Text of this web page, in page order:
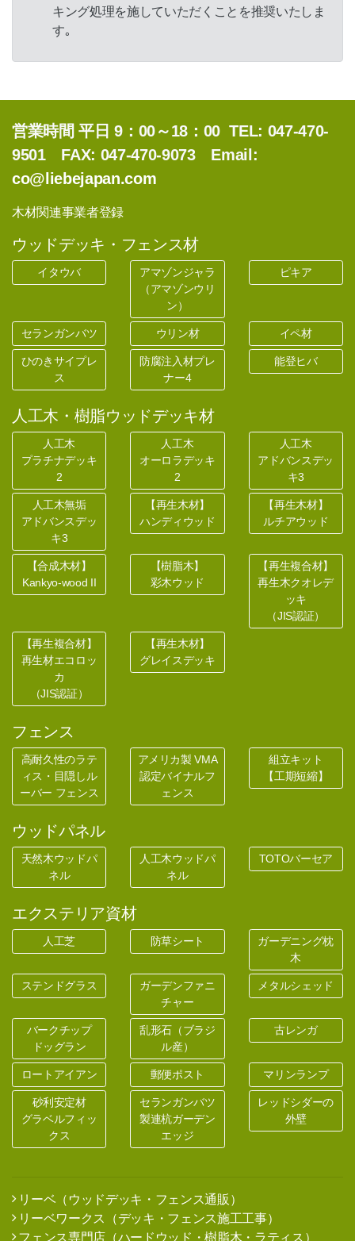
キング処理を施していただくことを推奨いたしま
す｡
営業時間 平日 9：00～18：00 TEL: 047-470-
9501 FAX: 047-470-9073 Email:
co@liebejapan.com
木材関連事業者登録
ウッドデッキ・フェンス材
イタウバ
アマゾンジャラ
（アマゾンウリ
ン）
ピキア
セランガンバツ ウリン材 イペ材
ひのきサイプレ
ス
防腐注入材プレ
ナー4
能登ヒバ
人工木・樹脂ウッドデッキ材
人工木
プラチナデッキ
2
人工木
オーロラデッキ
2
人工木
アドバンスデッ
キ3
人工木無垢
アドバンスデッ
キ3
【再生木材】
ハンディウッド
【再生木材】
ルチアウッド
【合成木材】
Kankyo-wood II
【樹脂木】
彩木ウッド
【再生複合材】
再生木クオレデ
ッキ
（JIS認証）
【再生複合材】
再生材エコロッ
カ
（JIS認証）
【再生木材】
グレイスデッキ
フェンス
高耐久性のラテ
ィス・目隠しル
ーバー フェンス
アメリカ製 VMA
認定バイナルフ
ェンス
組立キット
【工期短縮】
ウッドパネル
天然木ウッドパ
ネル
人工木ウッドパ
ネル
TOTOバーセア
エクステリア資材
人工芝 防草シート
ガーデニング枕
木
ステンドグラス
ガーデンファニ
チャー
メタルシェッド
バークチップ
ドッグラン
乱形石（ブラジ
ル産）
古レンガ
ロートアイアン 郵便ポスト マリンランプ
砂利安定材
グラベルフィッ
クス
セランガンバツ
製連杭ガーデン
エッジ
レッドシダーの
外壁
リーベ（ウッドデッキ・フェンス通販）
リーベワークス（デッキ・フェンス施工工事）
フェンス専門店（ハードウッド・樹脂木・ラティス）